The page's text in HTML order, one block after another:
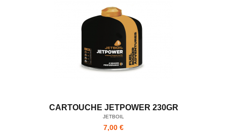
CARTOUCHE JETPOWER 230GR
JETBOIL
7,00 €